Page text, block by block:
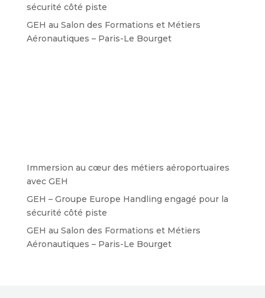
sécurité côté piste
GEH au Salon des Formations et Métiers
Aéronautiques – Paris-Le Bourget
Immersion au cœur des métiers aéroportuaires
avec GEH
GEH – Groupe Europe Handling engagé pour la
sécurité côté piste
GEH au Salon des Formations et Métiers
Aéronautiques – Paris-Le Bourget